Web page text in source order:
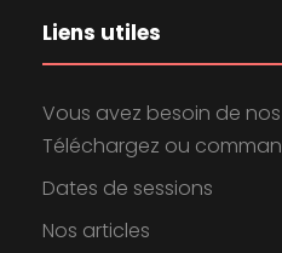
Liens utiles
Vous avez besoin de
Téléchargez ou
Dates de sessions
Nos articles